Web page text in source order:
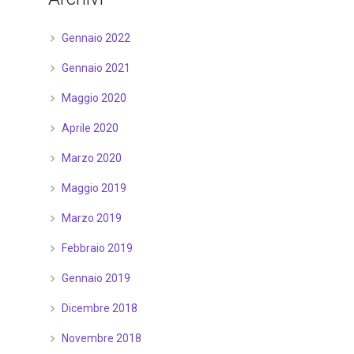
Gennaio 2022
Gennaio 2021
Maggio 2020
Aprile 2020
Marzo 2020
Maggio 2019
Marzo 2019
Febbraio 2019
Gennaio 2019
Dicembre 2018
Novembre 2018